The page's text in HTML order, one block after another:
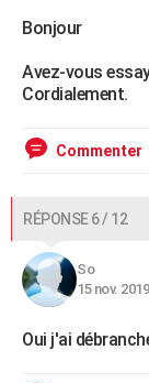
Bonjour
Avez-vous
Cordialement.
Commenter
RÉPONSE 6 / 12
So
15 nov.
Oui j'ai